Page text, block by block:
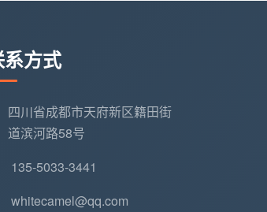
系方式
四川省成都市天府新区籍田街
道滨河路58号
135-5033-3441
whitecamel@qq.com